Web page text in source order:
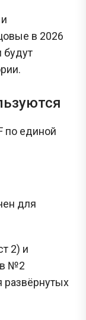
в 2026
будут
по единой
для
2) и
№2
развёрнутых